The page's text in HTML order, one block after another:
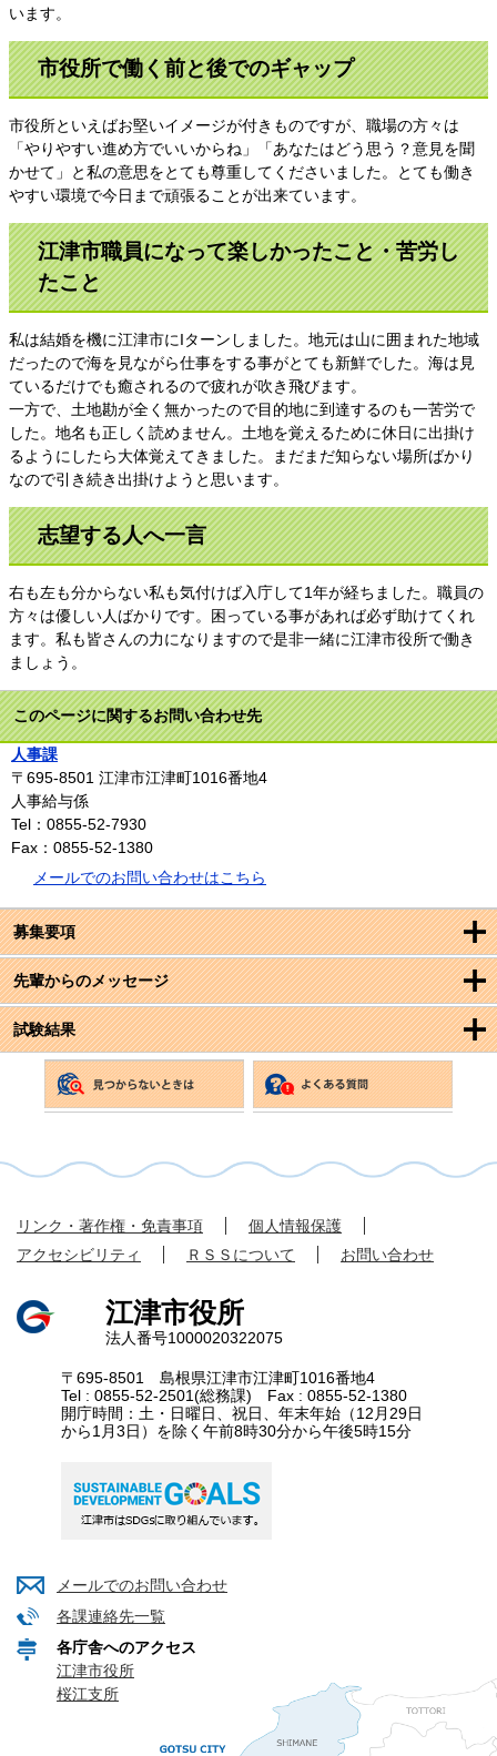
募集要項
先輩からのメッセージ
試験結果
います。
市役所で働く前と後でのギャップ
市役所といえばお堅いイメージが付きものですが、職場の方々は
「やりやすい進め方でいいからね」「あなたはどう思う？意見を聞
かせて」と私の意思をとても尊重してくださいました。とても働き
やすい環境で今日まで頑張ることが出来ています。
江津市職員になって楽しかったこと・苦労し
たこと
私は結婚を機に江津市にIターンしました。地元は山に囲まれた地域
だったので海を見ながら仕事をする事がとても新鮮でした。海は見
ているだけでも癒されるので疲れが吹き飛びます。
​一方で、土地勘が全く無かったので目的地に到達するのも一苦労で
した。地名も正しく読めません。土地を覚えるために休日に出掛け
るようにしたら大体覚えてきました。まだまだ知らない場所ばかり
なので引き続き出掛けようと思います。
志望する人へ一言
右も左も分からない私も気付けば入庁して1年が経ちました。職員の
方々は優しい人ばかりです。困っている事があれば必ず助けてくれ
ます。私も皆さんの力になりますので是非一緒に江津市役所で働き
ましょう。
このページに関するお問い合わせ先
人事課
〒695-8501 江津市江津町1016番地4
人事給与係
Tel：0855-52-7930
Fax：0855-52-1380
メールでのお問い合わせはこちら
リンク・著作権・免責事項
個人情報保護
アクセシビリティ
ＲＳＳについて お問い合わせ
江津市役所
法人番号1000020322075
〒695-8501 島根県江津市江津町1016番地4
Tel : 0855-52-2501(総務課) Fax : 0855-52-1380
開庁時間：土・日曜日、祝日、年末年始（12月29日
から1月3日）を除く午前8時30分から午後5時15分
メールでのお問い合わせ
各課連絡先一覧
各庁舎へのアクセス
江津市役所
桜江支所